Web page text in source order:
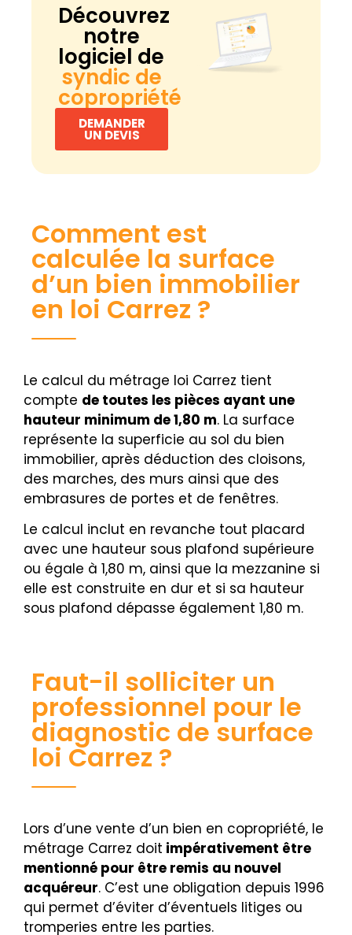
Découvrez
notre
logiciel de
syndic de
copropriété
DEMANDER
UN DEVIS
Comment est
calculée la surface
d’un bien immobilier
en loi Carrez ?
Le calcul du métrage loi Carrez tient
compte de toutes les pièces ayant une
hauteur minimum de 1,80 m. La surface
représente la superficie au sol du bien
immobilier, après déduction des cloisons,
des marches, des murs ainsi que des
embrasures de portes et de fenêtres.
Le calcul inclut en revanche tout placard
avec une hauteur sous plafond supérieure
ou égale à 1,80 m, ainsi que la mezzanine si
elle est construite en dur et si sa hauteur
sous plafond dépasse également 1,80 m.
Faut-il solliciter un
professionnel pour le
diagnostic de surface
loi Carrez ?
Lors d’une vente d’un bien en copropriété, le
métrage Carrez doit impérativement être
mentionné pour être remis au nouvel
acquéreur. C’est une obligation depuis 1996
qui permet d’éviter d’éventuels litiges ou
tromperies entre les parties.